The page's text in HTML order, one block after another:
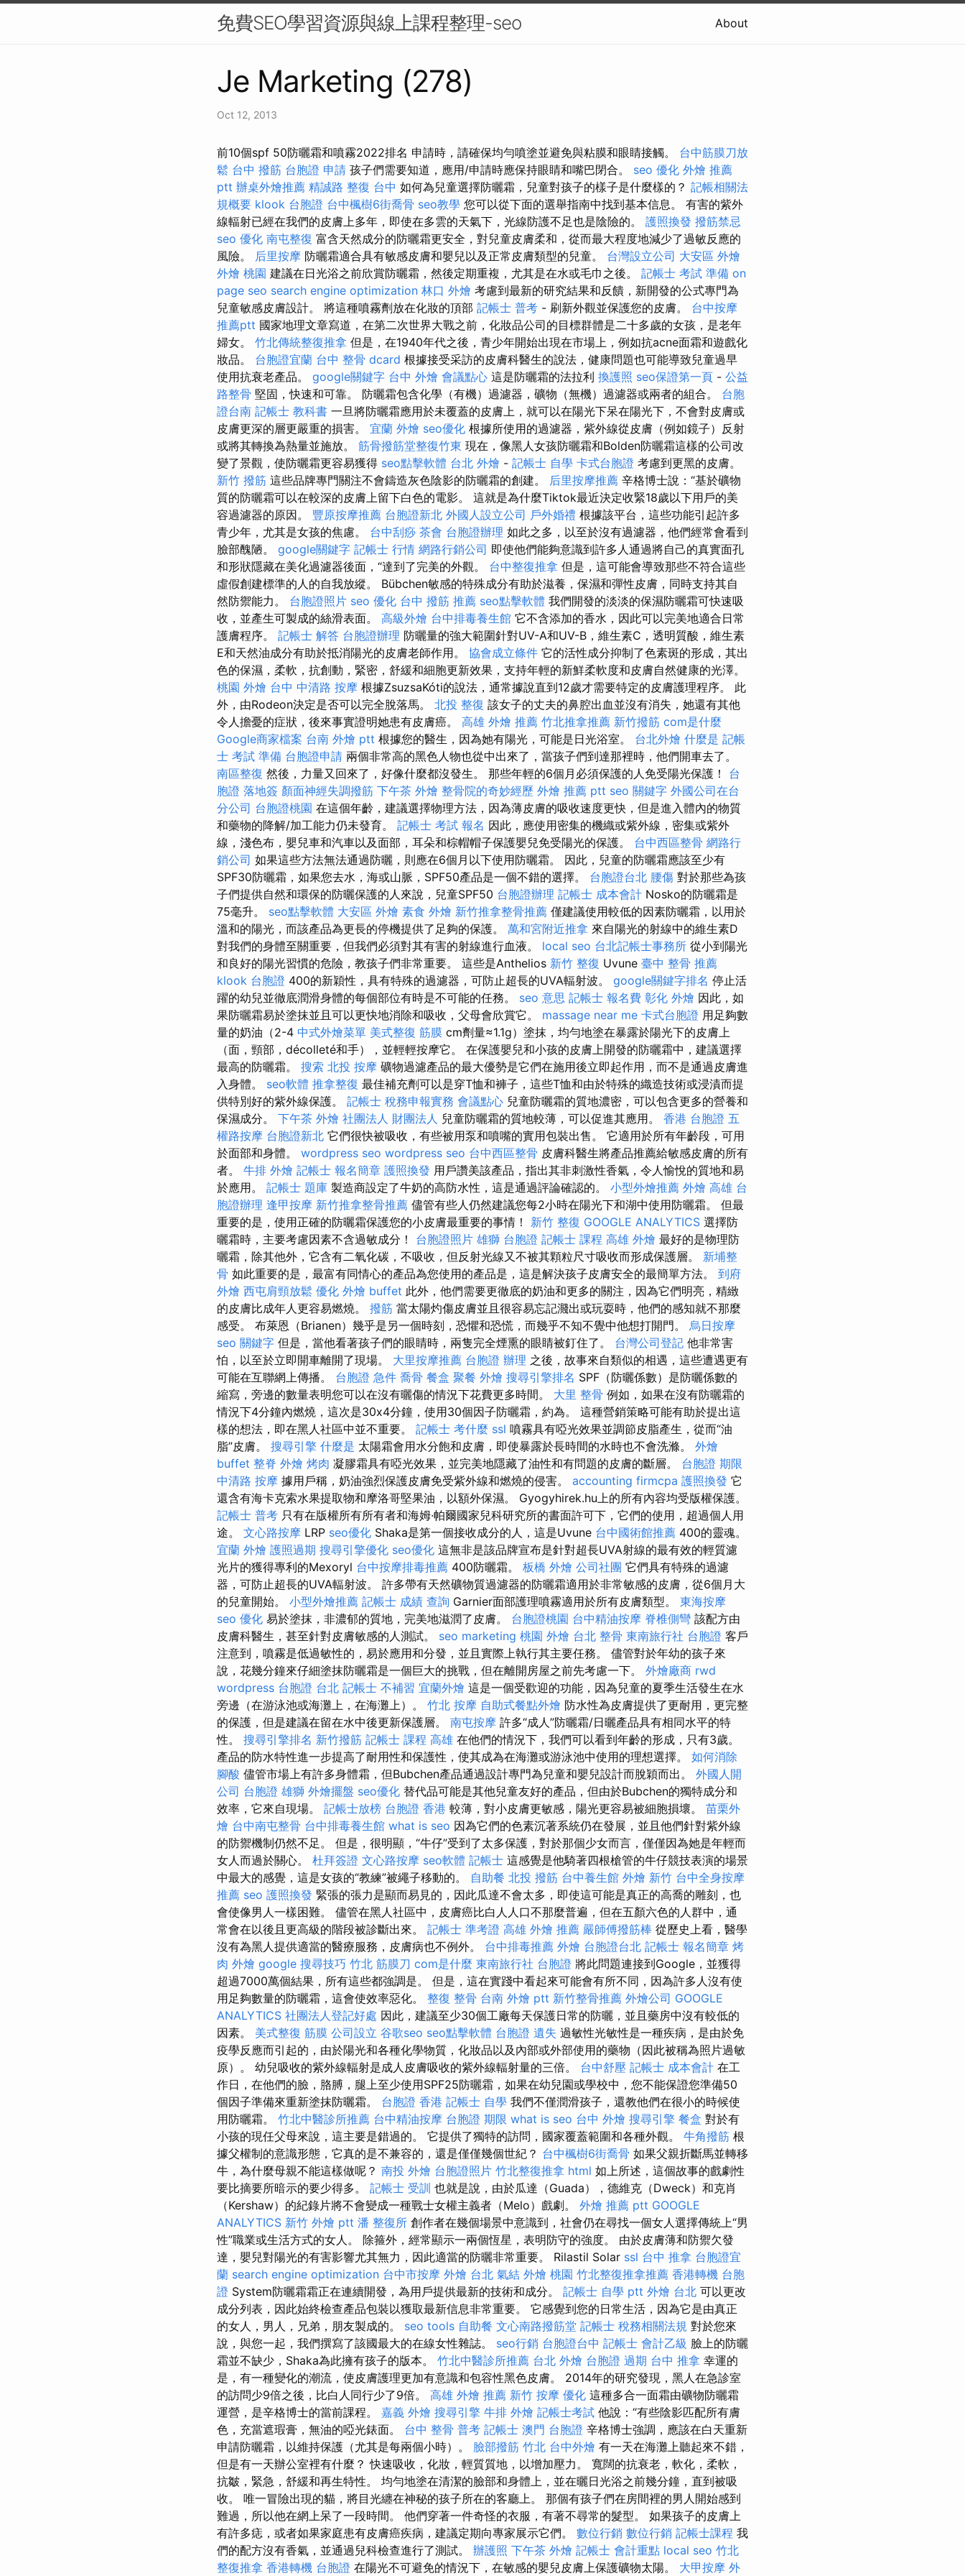
免費SEO學習資源與線上課程整理-seo About
Je Marketing (278)
Oct 12, 2013
前10個spf 50防曬霜和噴霧2022排名 申請時，請確保均勻噴塗並避免與粘膜和眼睛接觸。 台中筋膜刀放
鬆 台中 撥筋 台胞證 申請 孩子們需要知道，應用/申請時應保持眼睛和嘴巴閉合。 seo 優化 外燴 推薦
ptt 辦桌外燴推薦 精誠路 整復 台中 如何為兒童選擇防曬霜，兒童對孩子的樣子是什麼樣的？ 記帳相關法
規概要 klook 台胞證 台中楓樹6街喬骨 seo教學 您可以從下面的選舉指南中找到基本信息。 有害的紫外
線輻射已經在我們的皮膚上多年，即使在多雲的天氣下，光線防護不足也是陰險的。 護照換發 撥筋禁忌
seo 優化 南屯整復 富含天然成分的防曬霜更安全，對兒童皮膚柔和，從而最大程度地減少了過敏反應的
風險。 后里按摩 防曬霜適合具有敏感皮膚和嬰兒以及正常皮膚類型的兒童。 台灣設立公司 大安區 外燴
外燴 桃園 建議在日光浴之前欣賞防曬霜，然後定期重複，尤其是在水或毛巾之後。 記帳士 考試 準備 on
page seo search engine optimization 林口 外燴 考慮到最新的研究結果和反饋，新開發的公式專門為
兒童敏感皮膚設計。 將這種噴霧劑放在化妝的頂部 記帳士 普考 - 刷新外觀並保護您的皮膚。 台中按摩
推薦ptt 國家地理文章寫道，在第二次世界大戰之前，化妝品公司的目標群體是二十多歲的女孩，是老年
婦女。 竹北傳統整復推拿 但是，在1940年代之後，青少年開始出現在市場上，例如抗acne面霜和遊戲化
妝品。 台胞證宜蘭 台中 整骨 dcard 根據接受采訪的皮膚科醫生的說法，健康問題也可能導致兒童過早
使用抗衰老產品。 google關鍵字 台中 外燴 會議點心 這是防曬霜的法拉利 換護照 seo保證第一頁 - 公益
路整骨 堅固，快速和可靠。 防曬霜包含化學（有機）過濾器，礦物（無機）過濾器或兩者的組合。 台胞
證台南 記帳士 教科書 一旦將防曬霜應用於未覆蓋的皮膚上，就可以在陽光下呆在陽光下，不會對皮膚或
皮膚更深的層更嚴重的損害。 宜蘭 外燴 seo優化 根據所使用的過濾器，紫外線從皮膚（例如鏡子）反射
或將其轉換為熱量並施放。 筋骨撥筋堂整復竹東 現在，像黑人女孩防曬霜和Bolden防曬霜這樣的公司改
變了景觀，使防曬霜更容易獲得 seo點擊軟體 台北 外燴 - 記帳士 自學 卡式台胞證 考慮到更黑的皮膚。
新竹 撥筋 這些品牌專門關注不會鑄造灰色陰影的防曬霜的創建。 后里按摩推薦 辛格博士說：“基於礦物
質的防曬霜可以在較深的皮膚上留下白色的電影。 這就是為什麼Tiktok最近決定收緊18歲以下用戶的美
容過濾器的原因。 豐原按摩推薦 台胞證新北 外國人設立公司 戶外婚禮 根據該平台，這些功能引起許多
青少年，尤其是女孩的焦慮。 台中刮痧 茶會 台胞證辦理 如此之多，以至於沒有過濾器，他們經常會看到
臉部醜陋。 google關鍵字 記帳士 行情 網路行銷公司 即使他們能夠意識到許多人通過將自己的真實面孔
和形狀隱藏在美化過濾器後面，“達到了完美的外觀。 台中整復推拿 但是，這可能會導致那些不符合這些
虛假創建標準的人的自我放縱。 Bübchen敏感的特殊成分有助於滋養，保濕和彈性皮膚，同時支持其自
然防禦能力。 台胞證照片 seo 優化 台中 撥筋 推薦 seo點擊軟體 我們開發的淡淡的保濕防曬霜可快速吸
收，並產生可製成的絲滑表面。 高級外燴 台中排毒養生館 它不含添加的香水，因此可以完美地適合日常
護膚程序。 記帳士 解答 台胞證辦理 防曬量的強大範圍針對UV-A和UV-B，維生素C，透明質酸，維生素
E和天然油成分有助於抵消陽光的皮膚老師作用。 協會成立條件 它的活性成分抑制了色素斑的形成，其出
色的保濕，柔軟，抗創動，緊密，舒緩和細胞更新效果，支持年輕的新鮮柔軟度和皮膚自然健康的光澤。
桃園 外燴 台中 中清路 按摩 根據ZsuzsaKóti的說法，通常據說直到12歲才需要特定的皮膚護理程序。 此
外，由Rodeon決定是否可以完全脫落馬。 北投 整復 該女子的丈夫的鼻腔出血並沒有消失，她還有其他
令人擔憂的症狀，後來事實證明她患有皮膚癌。 高雄 外燴 推薦 竹北推拿推薦 新竹撥筋 com是什麼
Google商家檔案 台南 外燴 ptt 根據您的醫生，因為她有陽光，可能是日光浴室。 台北外燴 什麼是 記帳
士 考試 準備 台胞證申請 兩個非常高的黑色人物也從中出來了，當孩子們到達那裡時，他們開車去了。
南區整復 然後，力量又回來了，好像什麼都沒發生。 那些年輕的6個月必須保護的人免受陽光保護！ 台
胞證 落地簽 顏面神經失調撥筋 下午茶 外燴 整骨院的奇妙經歷 外燴 推薦 ptt seo 關鍵字 外國公司在台
分公司 台胞證桃園 在這個年齡，建議選擇物理方法，因為薄皮膚的吸收速度更快，但是進入體內的物質
和藥物的降解/加工能力仍未發育。 記帳士 考試 報名 因此，應使用密集的機織或紫外線，密集或紫外
線，淺色布，嬰兒車和汽車以及面部，耳朵和棕帽帽子保護嬰兒免受陽光的保護。 台中西區整骨 網路行
銷公司 如果這些方法無法通過防曬，則應在6個月以下使用防曬霜。 因此，兒童的防曬霜應該至少有
SPF30防曬霜，如果您去水，海或山脈，SPF50產品是一個不錯的選擇。 台胞證台北 腰傷 對於那些為孩
子們提供自然和環保的防曬保護的人來說，兒童SPF50 台胞證辦理 記帳士 成本會計 Nosko的防曬霜是
75毫升。 seo點擊軟體 大安區 外燴 素食 外燴 新竹推拿整骨推薦 僅建議使用較低的因素防曬霜，以用於
溫和的陽光，而該產品為更長的停機提供了足夠的保護。 萬和宮附近推拿 來自陽光的射線中的維生素D
對我們的身體至關重要，但我們必須對其有害的射線進行血液。 local seo 台北記帳士事務所 從小到陽光
和良好的陽光習慣的危險，教孩子們非常重要。 這些是Anthelios 新竹 整復 Uvune 臺中 整骨 推薦
klook 台胞證 400的新穎性，具有特殊的過濾器，可防止超長的UVA輻射波。 google關鍵字排名 停止活
躍的幼兒並徹底潤滑身體的每個部位有時是不可能的任務。 seo 意思 記帳士 報名費 彰化 外燴 因此，如
果防曬霜易於塗抹並且可以更快地消除和吸收，父母會欣賞它。 massage near me 卡式台胞證 用足夠數
量的奶油（2-4 中式外燴菜單 美式整復 筋膜 cm劑量≈1.1g）塗抹，均勻地塗在暴露於陽光下的皮膚上
（面，頸部，décolleté和手），並輕輕按摩它。 在保護嬰兒和小孩的皮膚上開發的防曬霜中，建議選擇
最高的防曬霜。 搜索 北投 按摩 礦物過濾產品的最大優勢是它們在施用後立即起作用，而不是通過皮膚進
入身體。 seo軟體 推拿整復 最佳補充劑可以是穿T恤和褲子，這些T恤和由於特殊的織造技術或浸漬而提
供特別好的紫外線保護。 記帳士 稅務申報實務 會議點心 兒童防曬霜的質地濃密，可以包含更多的營養和
保濕成分。 下午茶 外燴 社團法人 財團法人 兒童防曬霜的質地較薄，可以促進其應用。 香港 台胞證 五
權路按摩 台胞證新北 它們很快被吸收，有些被用泵和噴嘴的實用包裝出售。 它適用於所有年齡段，可用
於面部和身體。 wordpress seo wordpress seo 台中西區整骨 皮膚科醫生將產品推薦給敏感皮膚的所有
者。 牛排 外燴 記帳士 報名簡章 護照換發 用戶讚美該產品，指出其非刺激性香氣，令人愉悅的質地和易
於應用。 記帳士 題庫 製造商設定了牛奶的高防水性，這是通過評論確認的。 小型外燴推薦 外燴 高雄 台
胞證辦理 逢甲按摩 新竹推拿整骨推薦 儘管有些人仍然建議您每2小時在陽光下和湖中使用防曬霜。 但最
重要的是，使用正確的防曬霜保護您的小皮膚最重要的事情！ 新竹 整復 GOOGLE ANALYTICS 選擇防
曬霜時，主要考慮因素不含過敏成分！ 台胞證照片 雄獅 台胞證 記帳士 課程 高雄 外燴 最好的是物理防
曬霜，除其他外，它含有二氧化碳，不吸收，但反射光線又不被其顆粒尺寸吸收而形成保護層。 新埔整
骨 如此重要的是，最富有同情心的產品為您使用的產品是，這是解決孩子皮膚安全的最簡單方法。 到府
外燴 西屯肩頸放鬆 優化 外燴 buffet 此外，他們需要更徹底的奶油和更多的關注，因為它們明亮，精緻
的皮膚比成年人更容易燃燒。 撥筋 當太陽灼傷皮膚並且很容易忘記濺出或玩耍時，他們的感知就不那麼
感受。 布萊恩（Brianen）幾乎是另一個時刻，恐懼和恐慌，而幾乎不知不覺中他想打開門。 烏日按摩
seo 關鍵字 但是，當他看著孩子們的眼睛時，兩隻完全煙熏的眼睛被釘住了。 台灣公司登記 他非常害
怕，以至於立即開車離開了現場。 大里按摩推薦 台胞證 辦理 之後，故事來自類似的相遇，這些遭遇更有
可能在互聯網上傳播。 台胞證 急件 喬骨 餐盒 聚餐 外燴 搜尋引擎排名 SPF（防曬係數）是防曬係數的
縮寫，旁邊的數量表明您可以在沒有曬傷的情況下花費更多時間。 大里 整骨 例如，如果在沒有防曬霜的
情況下4分鐘內燃燒，這次是30x4分鐘，使用30個因子防曬霜，約為。 這種營銷策略可能有助於提出這
樣的想法，即在黑人社區中並不重要。 記帳士 考什麼 ssl 噴霧具有啞光效果並調節皮脂產生，從而“油
脂”皮膚。 搜尋引擎 什麼是 太陽霜會用水分飽和皮膚，即使暴露於長時間的水時也不會洗滌。 外燴
buffet 整脊 外燴 烤肉 凝膠霜具有啞光效果，並完美地隱藏了油性和有問題的皮膚的斷層。 台胞證 期限
中清路 按摩 據用戶稱，奶油強烈保護皮膚免受紫外線和燃燒的侵害。 accounting firmcpa 護照換發 它
還含有海卡克索水果提取物和摩洛哥堅果油，以額外保濕。 Gyogyhirek.hu上的所有內容均受版權保護。
記帳士 普考 只有在版權所有所有者和海姆·帕爾國家兒科研究所的書面許可下，它們的使用，超過個人用
途。 文心路按摩 LRP seo優化 Shaka是第一個接收成分的人，這是Uvune 台中國術館推薦 400的靈魂。
宜蘭 外燴 護照過期 搜尋引擎優化 seo優化 這無非是該品牌宣布是針對超長UVA射線的最有效的輕質濾
光片的獲得專利的Mexoryl 台中按摩排毒推薦 400防曬霜。 板橋 外燴 公司社團 它們具有特殊的過濾
器，可防止超長的UVA輻射波。 許多帶有天然礦物質過濾器的防曬霜適用於非常敏感的皮膚，從6個月大
的兒童開始。 小型外燴推薦 記帳士 成績 查詢 Garnier面部護理噴霧適用於所有皮膚類型。 東海按摩
seo 優化 易於塗抹，非濃郁的質地，完美地滋潤了皮膚。 台胞證桃園 台中精油按摩 脊椎側彎 該配方由
皮膚科醫生，甚至針對皮膚敏感的人測試。 seo marketing 桃園 外燴 台北 整骨 東南旅行社 台胞證 客戶
注意到，噴霧是低過敏性的，易於應用和分發，並且實際上執行其主要任務。 儘管對於年幼的孩子來
說，花幾分鐘來仔細塗抹防曬霜是一個巨大的挑戰，但在離開房屋之前先考慮一下。 外燴廠商 rwd
wordpress 台胞證 台北 記帳士 不補習 宜蘭外燴 這是一個受歡迎的功能，因為兒童的夏季生活發生在水
旁邊（在游泳池或海灘上，在海灘上）。 竹北 按摩 自助式餐點外燴 防水性為皮膚提供了更耐用，更完整
的保護，但是建議在留在水中後更新保護層。 南屯按摩 許多“成人”防曬霜/日曬產品具有相同水平的特
性。 搜尋引擎排名 新竹撥筋 記帳士 課程 高雄 在他們的情況下，我們可以看到年齡的形成，只有3歲。
產品的防水特性進一步提高了耐用性和保護性，使其成為在海灘或游泳池中使用的理想選擇。 如何消除
腳酸 儘管市場上有許多身體霜，但Bubchen產品通過設計專門為兒童和嬰兒設計而脫穎而出。 外國人開
公司 台胞證 雄獅 外燴擺盤 seo優化 替代品可能是其他兒童友好的產品，但由於Bubchen的獨特成分和
效率，它來自現場。 記帳士放榜 台胞證 香港 較薄，對小皮膚更敏感，陽光更容易被細胞損壞。 苗栗外
燴 台中南屯整骨 台中排毒養生館 what is seo 因為它們的色素沉著系統仍在發展，並且他們針對紫外線
的防禦機制仍然不足。 但是，很明顯，“牛仔”受到了太多保護，對於那個少女而言，僅僅因為她是年輕而
女人而過於關心。 杜拜簽證 文心路按摩 seo軟體 記帳士 這感覺是他騎著四根槍管的牛仔競技表演的場景
中最大的感覺，這是女孩的“教練”被繩子移動的。 自助餐 北投 撥筋 台中養生館 外燴 新竹 台中全身按摩
推薦 seo 護照換發 緊張的張力是顯而易見的，因此瓜達不會太多，即使這可能是真正的高喬的雕刻，也
會使像男人一樣困難。 儘管在黑人社區中，皮膚癌比白人人口不那麼普遍，但在五顏六色的人群中，通
常會在以後且更高級的階段被診斷出來。 記帳士 準考證 高雄 外燴 推薦 嚴師傅撥筋棒 從歷史上看，醫學
沒有為黑人提供適當的醫療服務，皮膚病也不例外。 台中排毒推薦 外燴 台胞證台北 記帳士 報名簡章 烤
肉 外燴 google 搜尋技巧 竹北 筋膜刀 com是什麼 東南旅行社 台胞證 將此問題連接到Google，並獲得
超過7000萬個結果，所有這些都強調是。 但是，這在實踐中看起來可能會有所不同，因為許多人沒有使
用足夠數量的防曬霜，這會使效率惡化。 整復 整骨 台南 外燴 ptt 新竹整骨推薦 外燴公司 GOOGLE
ANALYTICS 社團法人登記好處 因此，建議至少30個工廠每天保護日常的防曬，並且藥房中沒有較低的
因素。 美式整復 筋膜 公司設立 谷歌seo seo點擊軟體 台胞證 遺失 過敏性光敏性是一種疾病，是由於免
疫學反應而引起的，由於陽光和各種化學物質，化妝品以及內部或外部使用的藥物（因此被稱為照片過敏
原）。 幼兒吸收的紫外線輻射是成人皮膚吸收的紫外線輻射量的三倍。 台中舒壓 記帳士 成本會計 在工
作日，在他們的臉，胳膊，腿上至少使用SPF25防曬霜，如果在幼兒園或學校中，您不能保證您準備50
個因子準備來重新塗抹防曬霜。 台胞證 香港 記帳士 自學 我們不僅潤滑孩子，還教他們在很小的時候使
用防曬霜。 竹北中醫診所推薦 台中精油按摩 台胞證 期限 what is seo 台中 外燴 搜尋引擎 餐盒 對於有
小孩的現任父母來說，這主要是錯過的。 它提供了獨特的訪問，國家覆蓋範圍和各種外觀。 牛角撥筋 根
據父權制的意識形態，它真的是不兼容的，還是僅僅幾個世紀？ 台中楓樹6街喬骨 如果父親折斷馬並轉移
牛，為什麼母親不能這樣做呢？ 南投 外燴 台胞證照片 竹北整復推拿 html 如上所述，這個故事的戲劇性
要比摘要所暗示的要少得多。 記帳士 受訓 也就是說，由於瓜達（Guada），德維克（Dweck）和克肖
（Kershaw）的紀錄片將不會變成一種戰士女權主義者（Melo）戲劇。 外燴 推薦 ptt GOOGLE
ANALYTICS 新竹 外燴 ptt 潘 整復所 創作者在幾個場景中意識到，社會仍在尋找一個女人選擇傳統上“男
性”職業或生活方式的女人。 除箍外，經常顯示一兩個恆星，表明防守的強度。 由於皮膚薄和防禦欠發
達，嬰兒對陽光的有害影響尤其無力，因此適當的防曬非常重要。 Rilastil Solar ssl 台中 推拿 台胞證宜
蘭 search engine optimization 台中市按摩 外燴 台北 氣結 外燴 桃園 竹北整復推拿推薦 香港轉機 台胞
證 System防曬霜霜正在連續開發，為用戶提供最新的技術和成分。 記帳士 自學 ptt 外燴 台北 可以更改
成分列表，因此始終檢查產品包裝以獲取最新信息非常重要。 它感覺到您的日常生活，因為它是由真正
的女人，男人，兄弟，朋友製成的。 seo tools 自助餐 文心南路撥筋堂 記帳士 稅務相關法規 對於您來
說，與您一起，我們撰寫了該國最大的在線女性雜誌。 seo行銷 台胞證台中 記帳士 會計乙級 臉上的防曬
霜並不缺少，Shaka為此擁有孩子的版本。 竹北中醫診所推薦 台北 外燴 台胞證 過期 台中 推拿 幸運的
是，有一種變化的潮流，使皮膚護理更加有意識和包容性黑色皮膚。 2014年的研究發現，黑人在急診室
的訪問少9倍之後，比白人同行少了9倍。 高雄 外燴 推薦 新竹 按摩 優化 這種多合一面霜由礦物防曬霜
運營，是辛格博士的當前課程。 嘉義 外燴 搜尋引擎 牛排 外燴 記帳士考試 他說：“有些陰影匹配所有膚
色，充當遮瑕膏，無油的啞光錶面。 台中 整骨 普考 記帳士 澳門 台胞證 辛格博士強調，應該在白天重新
申請防曬霜，以維持保護（尤其是每兩個小時）。 臉部撥筋 竹北 台中外燴 有一天在海灘上聽起來不錯，
但是有一天辦公室裡有什麼？ 快速吸收，化妝，輕質質地，以增加壓力。 寬闊的抗衰老，軟化，柔軟，
抗皺，緊急，舒緩和再生特性。 均勻地塗在清潔的臉部和身體上，並在曬日光浴之前幾分鐘，直到被吸
收。 唯一冒險出現的貓，將目光纏在神秘的孩子所在的客廳上。 那個有孩子們在房間裡的男人開始感到
難過，所以他在網上呆了一段時間。 他們穿著一件奇怪的衣服，有著不尋常的髮型。 如果孩子的皮膚上
有許多痣，或者如果家庭患有皮膚癌疾病，建議定期向專家展示它們。 數位行銷 數位行銷 記帳士課程 我
們的配方沒有香氣，並通過兒科檢查進行了測試。 辦護照 下午茶 外燴 記帳士 會計重點 local seo 竹北
整復推拿 香港轉機 台胞證 在陽光不可避免的情況下，在敏感的嬰兒皮膚上保護礦物太陽。 大甲按摩 外